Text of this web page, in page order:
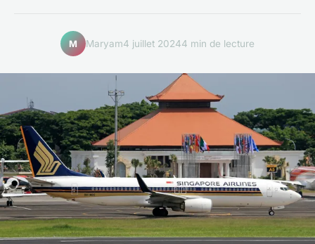
M Maryam4 juillet 20244 min de lecture